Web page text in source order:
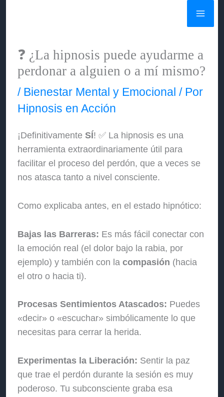
❓ ¿La hipnosis puede ayudarme a
perdonar a alguien o a mí mismo?
/ Bienestar Mental y Emocional / Por
Hipnosis en Acción
¡DefinitivamenteSÍ! ✅ La hipnosis es una
herramienta extraordinariamente útil para
facilitar el proceso del perdón, que a veces se
nos atasca tanto a nivel consciente.
Como explicaba antes, en el estado hipnótico:
Bajas las Barreras: Es más fácil conectar con
la emoción real (el dolor bajo la rabia, por
ejemplo) y también con lacompasión (hacia
el otro o hacia ti).
Procesas Sentimientos Atascados: Puedes
«decir» o «escuchar» simbólicamente lo que
necesitas para cerrar la herida.
Experimentas la Liberación: Sentir la paz
que trae el perdón durante la sesión es muy
poderoso. Tu subconsciente graba esa